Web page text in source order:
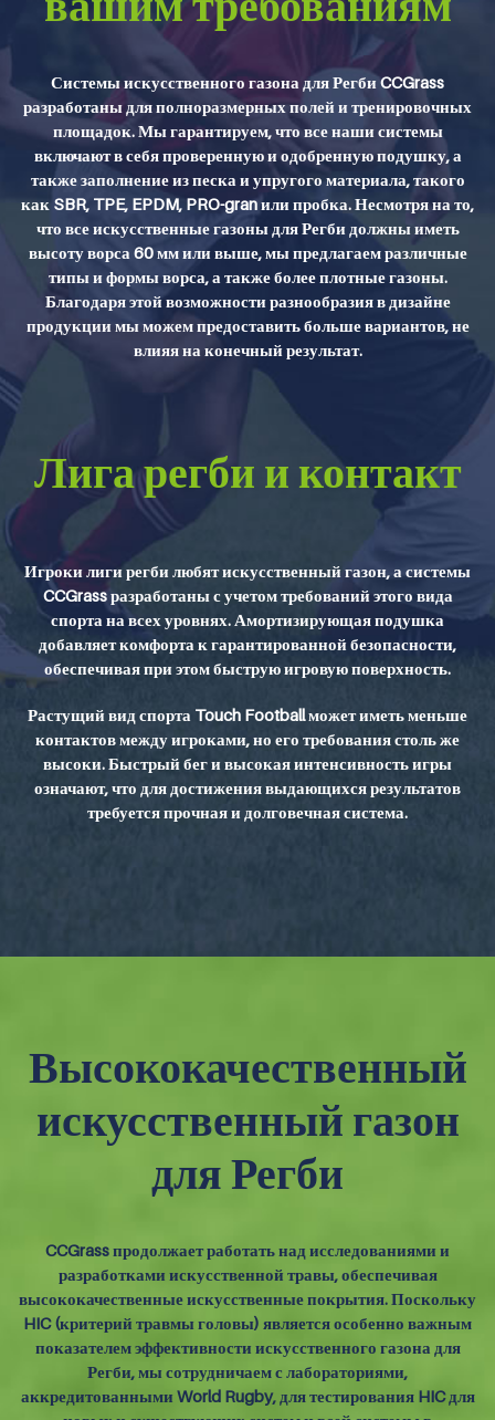
Системы искусственного газона для Регби CCGrass
разработаны для полноразмерных полей и тренировочных
площадок. Мы гарантируем, что все наши системы
включают в себя проверенную и одобренную подушку, а
также заполнение из песка и упругого материала, такого
как SBR, TPE, EPDM, PRO-gran или пробка. Несмотря на то,
что все искусственные газоны для Регби должны иметь
высоту ворса 60 мм или выше, мы предлагаем различные
типы и формы ворса, а также более плотные газоны.
Благодаря этой возможности разнообразия в дизайне
продукции мы можем предоставить больше вариантов, не
влияя на конечный результат.
Лига регби и контакт
Игроки лиги регби любят искусственный газон, а системы
CCGrass разработаны с учетом требований этого вида
спорта на всех уровнях. Амортизирующая подушка
добавляет комфорта к гарантированной безопасности,
обеспечивая при этом быструю игровую поверхность.
Растущий вид спорта Touch Football может иметь меньше
контактов между игроками, но его требования столь же
высоки. Быстрый бег и высокая интенсивность игры
означают, что для достижения выдающихся результатов
требуется прочная и долговечная система.
Высококачественный
искусственный газон
для Регби
CCGrass продолжает работать над исследованиями и
разработками искусственной травы, обеспечивая
высококачественные искусственные покрытия. Поскольку
HIC (критерий травмы головы) является особенно важным
показателем эффективности искусственного газона для
Регби, мы сотрудничаем с лабораториями,
аккредитованными World Rugby, для тестирования HIC для